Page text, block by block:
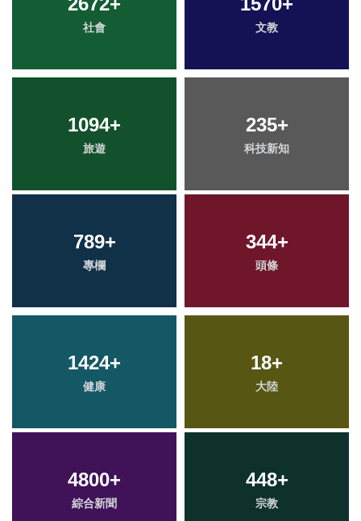
社會 文教
1094+
旅遊
235+
科技新知
789+
專欄
344+
頭條
1424+
健康
18+
大陸
4800+
綜合新聞
448+
宗教